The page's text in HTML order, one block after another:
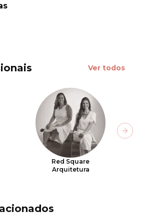
Ver todos
Red Square
Arquitetura